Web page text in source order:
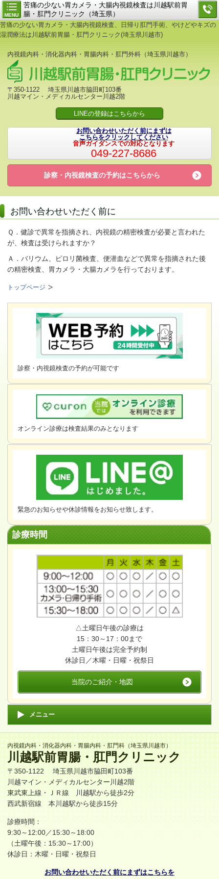
MENU
苦痛の少ない胃カメラ・大腸内視鏡検査は川越駅前胃
腸・肛門クリニック（埼玉県）
苦痛の少ない胃カメラ・大腸内視鏡検査、日帰り肛門手術、やけどやキズの
湿潤療法は川越駅前胃腸・肛門クリニック(埼玉県川越市)
内視鏡内科・消化器内科・胃腸内科・肛門外科（埼玉県川越市）
〒350-1122 埼玉県川越市脇田町103番
川越マイン・メディカルセンター川越2階
LINEの登録はこちらから
お問い合わせいただく前にまずは
こちらをクリックしてください
音声ガイダンスでの対応となります
049-227-8686
診察・内視鏡検査の予約はこちらから
お問い合わせいただく前に
Ｑ．健診で異常を指摘され、内視鏡の精密検査が必要と言われた
が、検査は受けられますか？
Ａ．バリウム、ピロリ菌検査、便潜血などで異常を指摘された後
の精密検査、胃カメラ・大腸カメラを行っております。
トップページ
診察・内視鏡検査の予約が可能です
オンライン診療は検査結果のみとなります
緊急のお知らせや休診情報をお知らせ致します。
診療時間
△土曜日午後の診療は
15：30～17：00まで
土曜日午後は完全予約制
休診日／木曜・日曜・祝祭日
当院のご紹介・地図
メニュー
内視鏡内科・消化器内科・胃腸内科・肛門科（埼玉県川越市）
川越駅前胃腸・肛門クリニック
〒350-1122 埼玉県川越市脇田町103番
川越マイン・メディカルセンター川越2階
東武東上線・ＪＲ線 川越駅から徒歩2分
西武新宿線 本川越駅から徒歩15分
診療時間：
9:30～12:00／15:30～18:00
（土曜午後：15:30～17:00）
休診日：木曜・日曜・祝祭日
お問い合わせいただく前にまずはこちらを